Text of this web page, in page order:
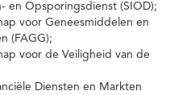
en Opsporingsdienst (SIOD);
voor Geneesmiddelen en
(FAGG);
voor de Veiligheid van de
Diensten en Markten